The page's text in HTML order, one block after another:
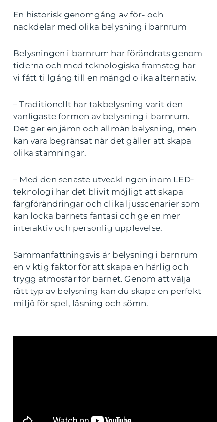
En historisk genomgång av för- och
nackdelar med olika belysning i barnrum
Belysningen i barnrum har förändrats genom
tiderna och med teknologiska framsteg har
vi fått tillgång till en mängd olika alternativ.
– Traditionellt har takbelysning varit den
vanligaste formen av belysning i barnrum.
Det ger en jämn och allmän belysning, men
kan vara begränsat när det gäller att skapa
olika stämningar.
– Med den senaste utvecklingen inom LED-
teknologi har det blivit möjligt att skapa
färgförändringar och olika ljusscenarier som
kan locka barnets fantasi och ge en mer
interaktiv och personlig upplevelse.
Sammanfattningsvis är belysning i barnrum
en viktig faktor för att skapa en härlig och
trygg atmosfär för barnet. Genom att välja
rätt typ av belysning kan du skapa en perfekt
miljö för spel, läsning och sömn.